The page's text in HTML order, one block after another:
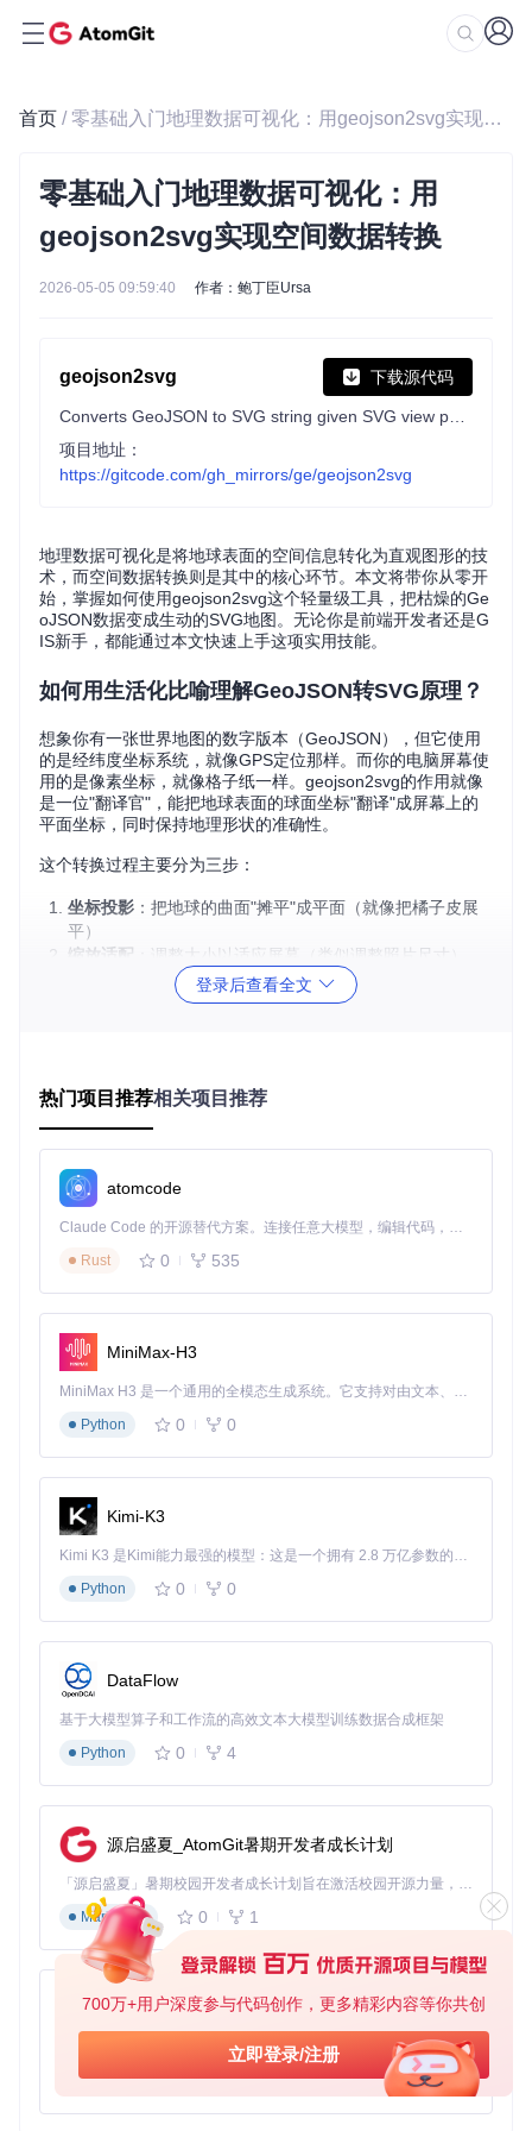
700万+用户深度参与代码创作，更多精彩内容等你共创
立即登录/注册
首页 / 零基础入门地理数据可视化：用geojson2svg实现空间数据转换
零基础入门地理数据可视化：用
geojson2svg实现空间数据转换
2026-05-05 09:59:40 作者：鲍丁臣Ursa
geojson2svg 下载源代码
项目地址：
https://gitcode.com/gh_mirrors/ge/geojson2svg
地理数据可视化是将地球表面的空间信息转化为直观图形的技
术，而空间数据转换则是其中的核心环节。本文将带你从零开
始，掌握如何使用geojson2svg这个轻量级工具，把枯燥的Ge
oJSON数据变成生动的SVG地图。无论你是前端开发者还是G
IS新手，都能通过本文快速上手这项实用技能。
如何用生活化比喻理解GeoJSON转SVG原理？
想象你有一张世界地图的数字版本（GeoJSON），但它使用
的是经纬度坐标系统，就像GPS定位那样。而你的电脑屏幕使
用的是像素坐标，就像格子纸一样。geojson2svg的作用就像
是一位"翻译官"，能把地球表面的球面坐标"翻译"成屏幕上的
平面坐标，同时保持地理形状的准确性。
这个转换过程主要分为三步：
坐标投影 ：把地球的曲面"摊平"成平面（就像把橘子皮展
平）
缩放适配 ：调整大小以适应屏幕（类似调整照片尺寸）
：用SVG指令描述地理形状（如同用笔画画）
如何用10分钟快速上手geojson2svg？
首先确保你的电脑已安装Node.js，然后通过命令行安装geojs
on2svg：
<script src= "for-browserify.js"></ script>
基本使用示例
下面是一个将点数据转换为SVG的简单例子：
// 引入GeoJSON2SVG构造函数
const {
const converter = new
viewportSize: { width: 800, height: 600 }, // 画布大小
mapExtent: { left: -180, bottom: -90, right: 180, top
});
// 定义一个点的GeoJSON数据
const pointGeoJSON = {
type: 'Point',
};
// 转换为SVG
const svg = converter.convert
console.log (svg); // 输出SVG元素字符串
运行这段代码，你会得到一个SVG圆形元素，代表北京在地图
上的位置。
技术原理探秘：坐标转换的数学魔法
地球是一个球体，而屏幕是一个平面，这个转换过程涉及到数
登录后查看全文
热门项目推荐相关项目推荐
atomcode
Claude Code 的开源替代方案。连接任意大模型，编辑代码，运行命令，自动验证 — 全自动执行。用 Rust 构建，极致性能。 ｜ An open-source alternative to Claude Code. Connect any LLM, edit code, run commands, and verify changes — autonomously. Built in Rust for speed. Get Started
Rust
0 535
MiniMax-H3
MiniMax H3 是一个通用的全模态生成系统。它支持对由文本、图像、视频和音频组成的多模态上下文进行统一理解，并能生成分辨率高达 2K、时长可达 15 秒的带原生立体声音频的视频。得益于面向任务泛化的系统设计，H3 在预训练阶段就已具备广泛的多模态上下文理解与生成能力，能够出色地执行复杂的多模态指令。
Python
0 0
Kimi-K3
Kimi K3 是Kimi能力最强的模型：这是一个拥有 2.8 万亿参数的混合专家（MoE）模型，具备原生视觉理解能力，并支持 100 万 token 的上下文窗口。
Python
0 0
DataFlow
基于大模型算子和工作流的高效文本大模型训练数据合成框架
Python
0 4
源启盛夏_AtomGit暑期开发者成长计划
「源启盛夏」暑期校园开发者成长计划旨在激活校园开源力量，通过积分激励、认证扶持、资源倾斜等形式，引导高校组织和开发者完成「入驻 — 建项目 — 做贡献 — 获认证 — 得资源」的完整闭环。无论你是想带领社团入驻平台的组织者，还是希望用代码贡献证明自己的开发者，都能在这里找到属于你的成长路径。
Markdown
0 1
py-xiaozhi
基于Python的Xiaozhi AI，适用于想要完整Xiaozhi体验而无需拥有专用硬件的用户。
Python
0 1